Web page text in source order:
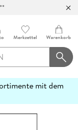
Merkzettel Warenkorb
mit dem